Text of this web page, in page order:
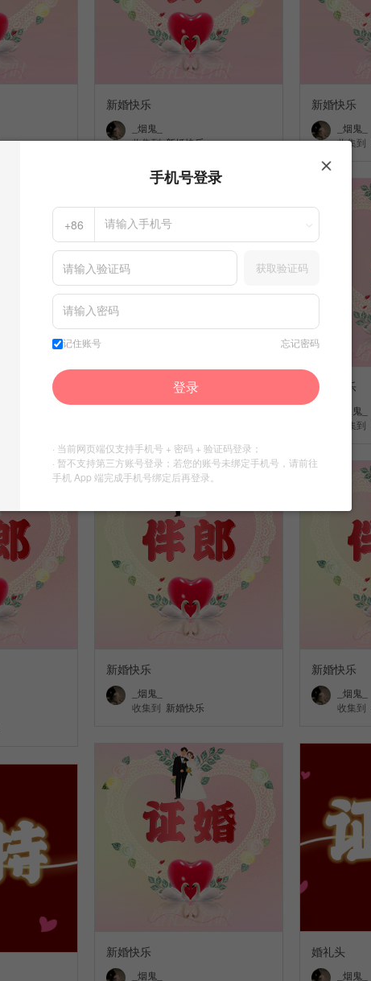
新婚快乐
_烟鬼_
收集到新婚快乐
新婚快乐
_烟鬼_
收集到
新婚快乐
_烟鬼_
收集到
新婚快乐
_烟鬼_
收集到 新婚快乐
新婚快乐
_烟鬼_
收集到
新婚快乐
_烟鬼_
婚礼头
_烟鬼_
手机号登录
+86
获取验证码
记住账号 忘记密码
登录
· 当前网页端仅支持手机号 + 密码 + 验证码登录；
· 暂不支持第三方账号登录；若您的账号未绑定手机号，请前往
手机 App 端完成手机号绑定后再登录。